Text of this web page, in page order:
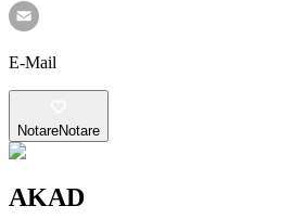
E-Mail
NotareNotare
AKAD